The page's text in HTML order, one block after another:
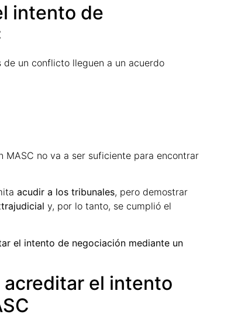
intento de
un conflicto lleguen a un acuerdo
MASC no va a ser suficiente para encontrar
acudir a los tribunales, pero demostrar
y, por lo tanto, se cumplió el
el intento de negociación mediante un
acreditar el intento